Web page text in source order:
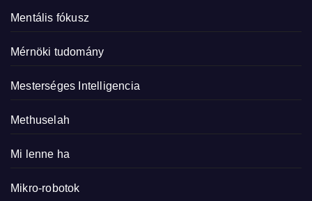
Mentális fókusz
Mérnöki tudomány
Mesterséges Intelligencia
Methuselah
Mi lenne ha
Mikro-robotok